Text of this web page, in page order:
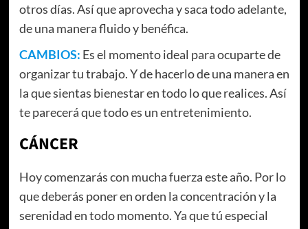
otros días. Así que aprovecha y saca todo adelante,
de una manera fluido y benéfica.
CAMBIOS: Es el momento ideal para ocuparte de
organizar tu trabajo. Y de hacerlo de una manera en
la que sientas bienestar en todo lo que realices. Así
te parecerá que todo es un entretenimiento.
CÁNCER
Hoy comenzarás con mucha fuerza este año. Por lo
que deberás poner en orden la concentración y la
serenidad en todo momento. Ya que tú especial